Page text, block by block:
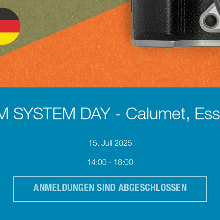
SYSTEM DAY - Calumet,
15. Juli 2025
14:00 - 18:00
ANMELDUNGEN SIND ABGESCHLOSSEN